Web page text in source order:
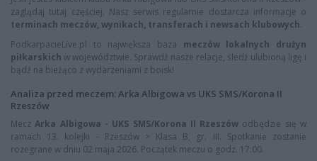
zaglądaj tutaj częściej. Nasz serwis regularnie dostarcza informacje o
terminach meczów, wynikach, transferach i newsach klubowych.
PodkarpacieLive.pl to największa baza meczów lokalnych drużyn
piłkarskich w województwie. Sprawdź nasze relacje, śledź ulubioną ligę i
bądź na bieżąco z wydarzeniami z boisk!
Analiza przed meczem: Arka Albigowa vs UKS SMS/Korona II
Rzeszów
MeczArka Albigowa - UKS SMS/Korona II Rzeszów odbędzie się w
ramach 13. kolejki - Rzeszów > Klasa B, gr. III. Spotkanie zostanie
rozegrane w dniu 02 maja 2026. Początek meczu o godz. 17:00.